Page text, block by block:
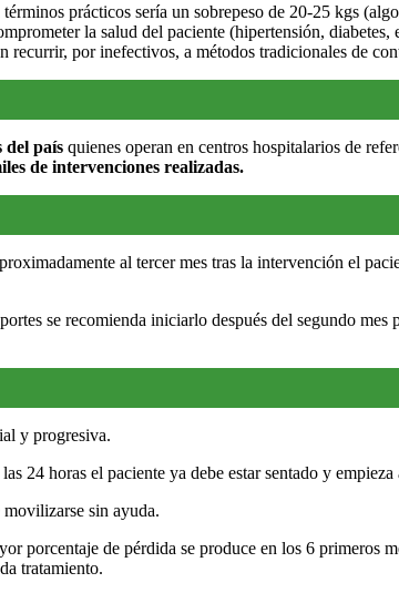
prácticos sería un sobrepeso de 20-25 kgs
la salud del paciente (hipertensión, diabetes,
recurrir, por inefectivos, a métodos tradicionales de
del país quienes operan en centros hospitalarios de
de intervenciones realizadas.
al tercer mes tras la intervención el
se recomienda iniciarlo después del segundo
y progresiva.
24 horas el paciente ya debe estar sentado y empieza
sin ayuda.
porcentaje de pérdida se produce en los 6 primeros
tratamiento.